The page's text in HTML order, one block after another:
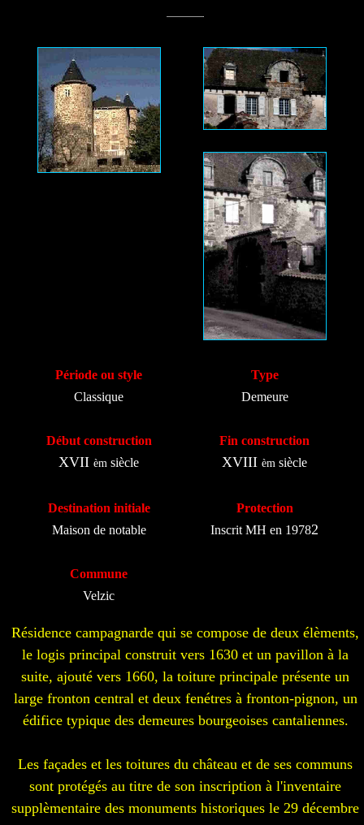
Période ou style
Classique
Type
Demeure
Début construction
XVIIèm siècle
Fin construction
XVIIIèm siècle
Destination initiale
Maison de notable
Protection
Inscrit MH en 19782
Commune
Velzic
Résidence campagnarde qui se compose de deux élèments,
le logis principal construit vers 1630 et un pavillon à la
suite, ajouté vers 1660, la toiture principale présente un
large fronton central et deux fenétres à fronton-pignon, un
édifice typique des demeures bourgeoises cantaliennes.
Les façades et les toitures du château et de ses communs
sont protégés au titre de son inscription à l'inventaire
supplèmentaire des monuments historiques le 29 décembre